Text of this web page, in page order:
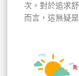
次。對於追求
而言，這無疑